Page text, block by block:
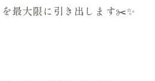
最大限に引き出します✂️✨